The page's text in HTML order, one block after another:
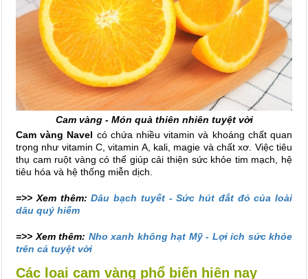
Cam vàng - Món quà thiên nhiên tuyệt vời
Cam vàng Navel có chứa nhiều vitamin và khoáng chất quan
trọng như vitamin C, vitamin A, kali, magie và chất xơ. Việc tiêu
thụ cam ruột vàng có thể giúp cải thiện sức khỏe tim mạch, hệ
tiêu hóa và hệ thống miễn dịch.
=>> Xem thêm:Dâu bạch tuyết - Sức hút đắt đỏ của loài
dâu quý hiếm
=>> Xem thêm: Nho xanh không hạt Mỹ - Lợi ích sức khỏe
trên cả tuyệt vời
Các loại cam vàng phổ biến hiện nay